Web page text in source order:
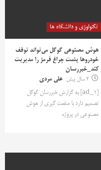
تکنولوژی و دانشگاه ها
هوش مصنوعی گوگل می‌تواند توقف
خودروها پشت چراغ قرمز را مدیریت
کند_خبررسان
2 سال پیش
علی مردی
[ad_1] به گزارش خبررسان گوگل
تصمیم دارد با منفعت گیری از هوش
مصنوعی در پروژه